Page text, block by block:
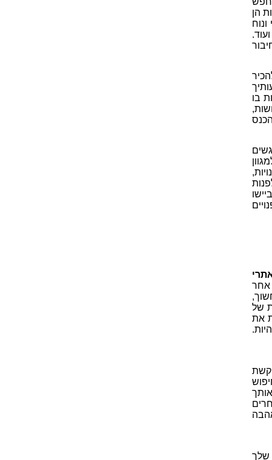
הן
ונוח
בו
אחר
של
את
שלך